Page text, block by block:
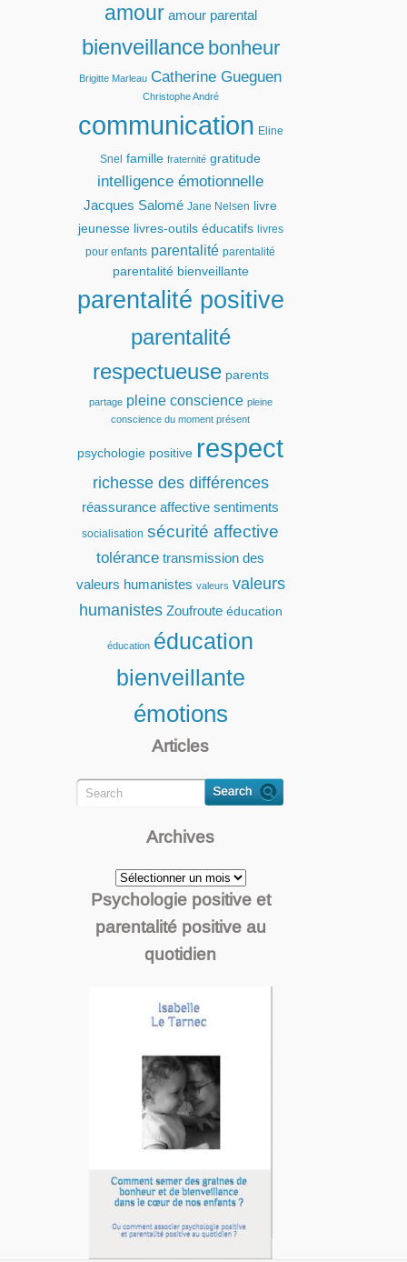
amour amour parental
bienveillance bonheur
Brigitte Marleau Catherine Gueguen
Christophe André
communication Eline
Snel famille fraternité gratitude
intelligence émotionnelle
Jacques Salomé Jane Nelsen
livre
jeunesse livres-outils éducatifs livres
pour enfants parentalité parentalité
parentalité bienveillante
parentalité positive
parentalité
respectueuse parents
partage pleine conscience pleine
conscience du moment présent
psychologie positive respect
richesse des différences
réassurance affective sentiments
socialisation sécurité affective
tolérance transmission des
valeurs humanistes valeurs valeurs
humanistes Zoufroute éducation
éducation éducation
bienveillante
émotions
Articles
Archives
Archives
Psychologie positive et
parentalité positive au
quotidien